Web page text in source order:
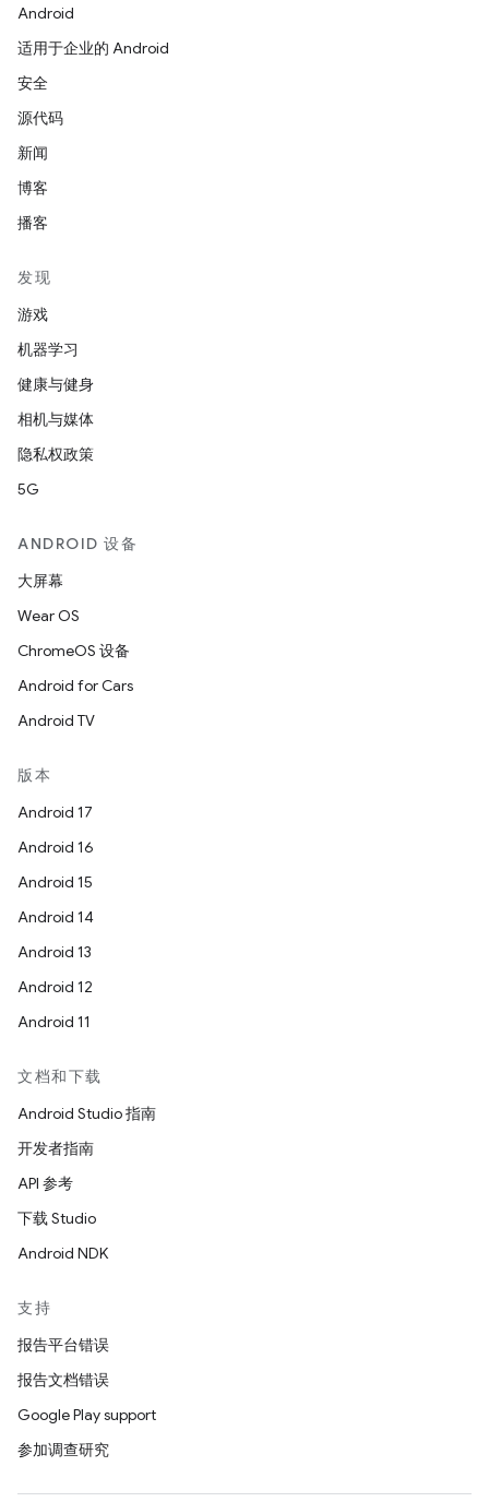
Android
适用于企业的 Android
安全
源代码
新闻
博客
播客
发现
游戏
机器学习
健康与健身
相机与媒体
隐私权政策
5G
ANDROID 设备
大屏幕
Wear OS
ChromeOS 设备
Android for Cars
Android TV
版本
Android 17
Android 16
Android 15
Android 14
Android 13
Android 12
Android 11
文档和下载
Android Studio 指南
开发者指南
API 参考
下载 Studio
Android NDK
支持
报告平台错误
报告文档错误
Google Play support
参加调查研究